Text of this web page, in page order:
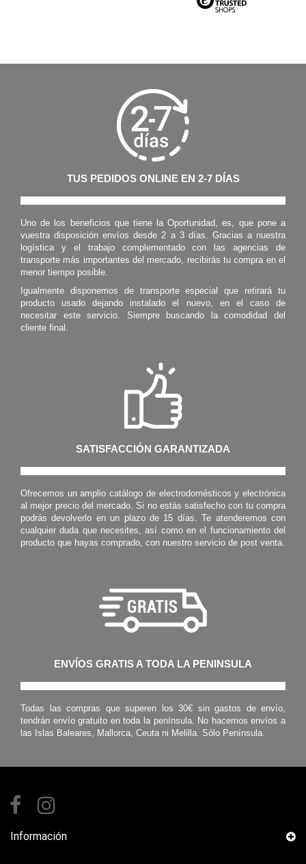
TUS PEDIDOS ONLINE EN 2-7 DÍAS
Uno de los beneficios que tiene la Oportunidad, es, que pone a
vuestra disposición envíos desde 2 a 3 días. Gracias a nuestra
logística y el trabajo complementado con las agencias de
transporte más importantes del mercado, recibirás tu compra en el
menor tiempo posible.
Igualmente disponemos de transporte especial que retirará tu
producto usado dejando instalado el nuevo, en el caso de
necesitar este servicio. Siempre buscando la comodidad del
cliente final.
SATISFACCIÓN GARANTIZADA
Ofrecemos un amplio catálogo de electrodomésticos y electrónica
al mejor precio del mercado. Si no estás satisfecho con tu compra
podrás devolverlo en un plazo de 15 días. Te atenderemos con
cualquier duda que necesites, así como en el funcionamiento del
producto que hayas comprado, con nuestro servicio de post venta.
ENVÍOS GRATIS A TODA LA PENINSULA
Todas las compras que superen los 30€ sin gastos de envío,
tendrán envío gratuito en toda la península. No hacemos envíos a
las Islas Baleares, Mallorca, Ceuta ni Melilla. Sólo Península.
Información